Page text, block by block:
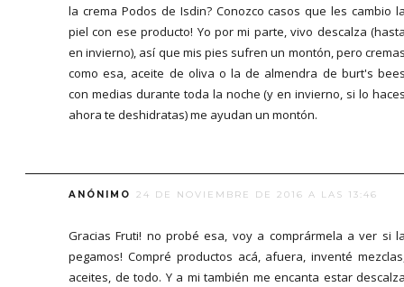
la crema Podos de Isdin? Conozco casos que les cambio
piel con ese producto! Yo por mi parte, vivo descalza
en invierno), así que mis pies sufren un montón, pero
como esa, aceite de oliva o la de almendra de burt's
con medias durante toda la noche (y en invierno, si lo
ahora te deshidratas) me ayudan un montón.
ANÓNIMO 24 DE NOVIEMBRE DE 2016 A LAS 13:46
Gracias Fruti! no probé esa, voy a comprármela a ver si
pegamos! Compré productos acá, afuera, inventé
aceites, de todo. Y a mi también me encanta estar